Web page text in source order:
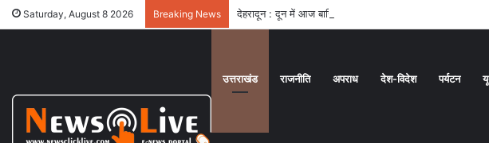
Saturday, August 8 2026 Breaking News देहरादून : दून में आज बारिश से हल्की राहत। चार जिलों में येलो अलर्ट
उत्तराखंड राजनीति अपराध देश-विदेश पर्यटन